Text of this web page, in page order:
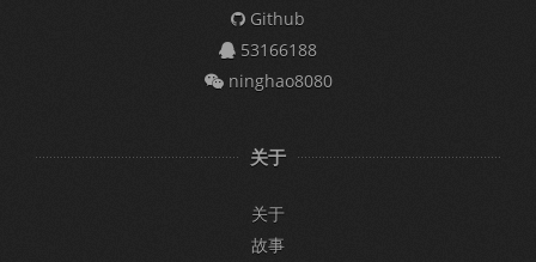
Github
53166188
ninghao8080
关于
关于
故事